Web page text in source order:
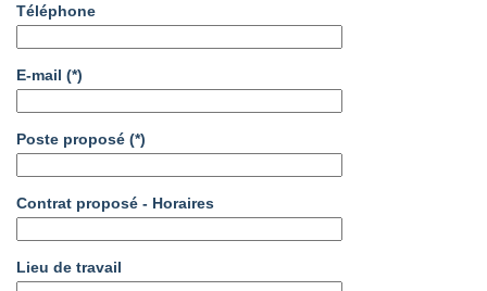
Téléphone
E-mail (*)
Poste proposé (*)
Contrat proposé - Horaires
Lieu de travail